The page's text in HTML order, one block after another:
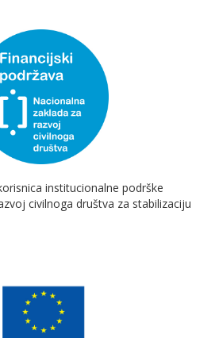
institucionalne podrške
civilnoga društva za stabilizaciju